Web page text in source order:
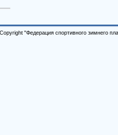
Copyright "Федерация спортивного зимнего